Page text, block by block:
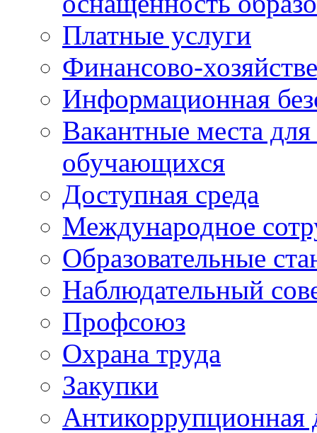
Платные услуги
Финансово-
Информационная
Вакантные места
обучающихся
Доступная среда
Международное
Образовательные
Наблюдательный
Профсоюз
Охрана труда
Закупки
Антикоррупционная